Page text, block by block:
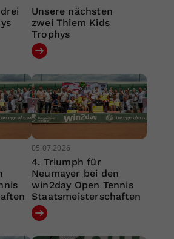
Unsere nächsten
zwei Thiem Kids
Trophys
05.07.2026
4. Triumph für
Neumayer bei den
win2day Open Tennis
Staatsmeisterschaften